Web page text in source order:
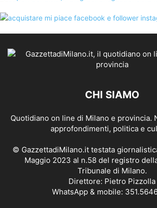
CHI SIAMO
Quotidiano on line di Milano e provincia.
approfondimenti, politica e
© GazzettadiMilano.it testata
Maggio 2023 al n.58 del registro
Tribunale di Milano.
Direttore: Pietro Pizzolla
WhatsApp & mobile: